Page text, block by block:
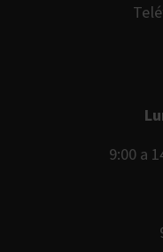
9:00 a